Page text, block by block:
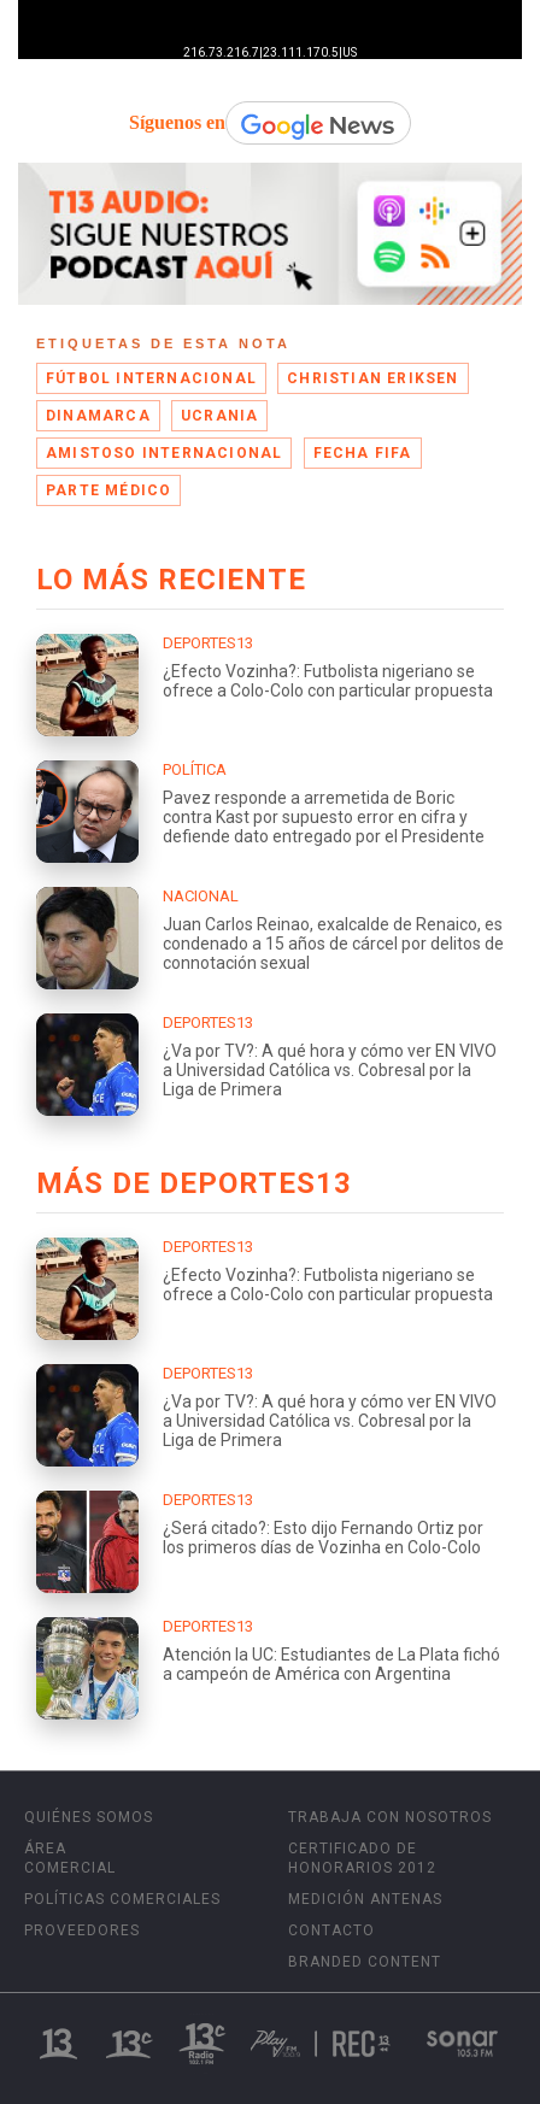
Síguenos en
ETIQUETAS DE ESTA NOTA
FÚTBOL INTERNACIONAL CHRISTIAN ERIKSEN
DINAMARCA UCRANIA
AMISTOSO INTERNACIONAL FECHA FIFA
PARTE MÉDICO
LO MÁS RECIENTE
DEPORTES13
¿Efecto Vozinha?: Futbolista nigeriano se
ofrece a Colo-Colo con particular propuesta
POLÍTICA
Pavez responde a arremetida de Boric
contra Kast por supuesto error en cifra y
defiende dato entregado por el Presidente
NACIONAL
Juan Carlos Reinao, exalcalde de Renaico, es
condenado a 15 años de cárcel por delitos de
connotación sexual
DEPORTES13
¿Va por TV?: A qué hora y cómo ver EN VIVO
a Universidad Católica vs. Cobresal por la
Liga de Primera
MÁS DE DEPORTES13
DEPORTES13
¿Efecto Vozinha?: Futbolista nigeriano se
ofrece a Colo-Colo con particular propuesta
DEPORTES13
¿Va por TV?: A qué hora y cómo ver EN VIVO
a Universidad Católica vs. Cobresal por la
Liga de Primera
DEPORTES13
¿Será citado?: Esto dijo Fernando Ortiz por
los primeros días de Vozinha en Colo-Colo
DEPORTES13
Atención la UC: Estudiantes de La Plata fichó
a campeón de América con Argentina
QUIÉNES SOMOS
ÁREA
COMERCIAL
POLÍTICAS COMERCIALES
PROVEEDORES
TRABAJA CON NOSOTROS
CERTIFICADO DE
HONORARIOS 2012
MEDICIÓN ANTENAS
CONTACTO
BRANDED CONTENT